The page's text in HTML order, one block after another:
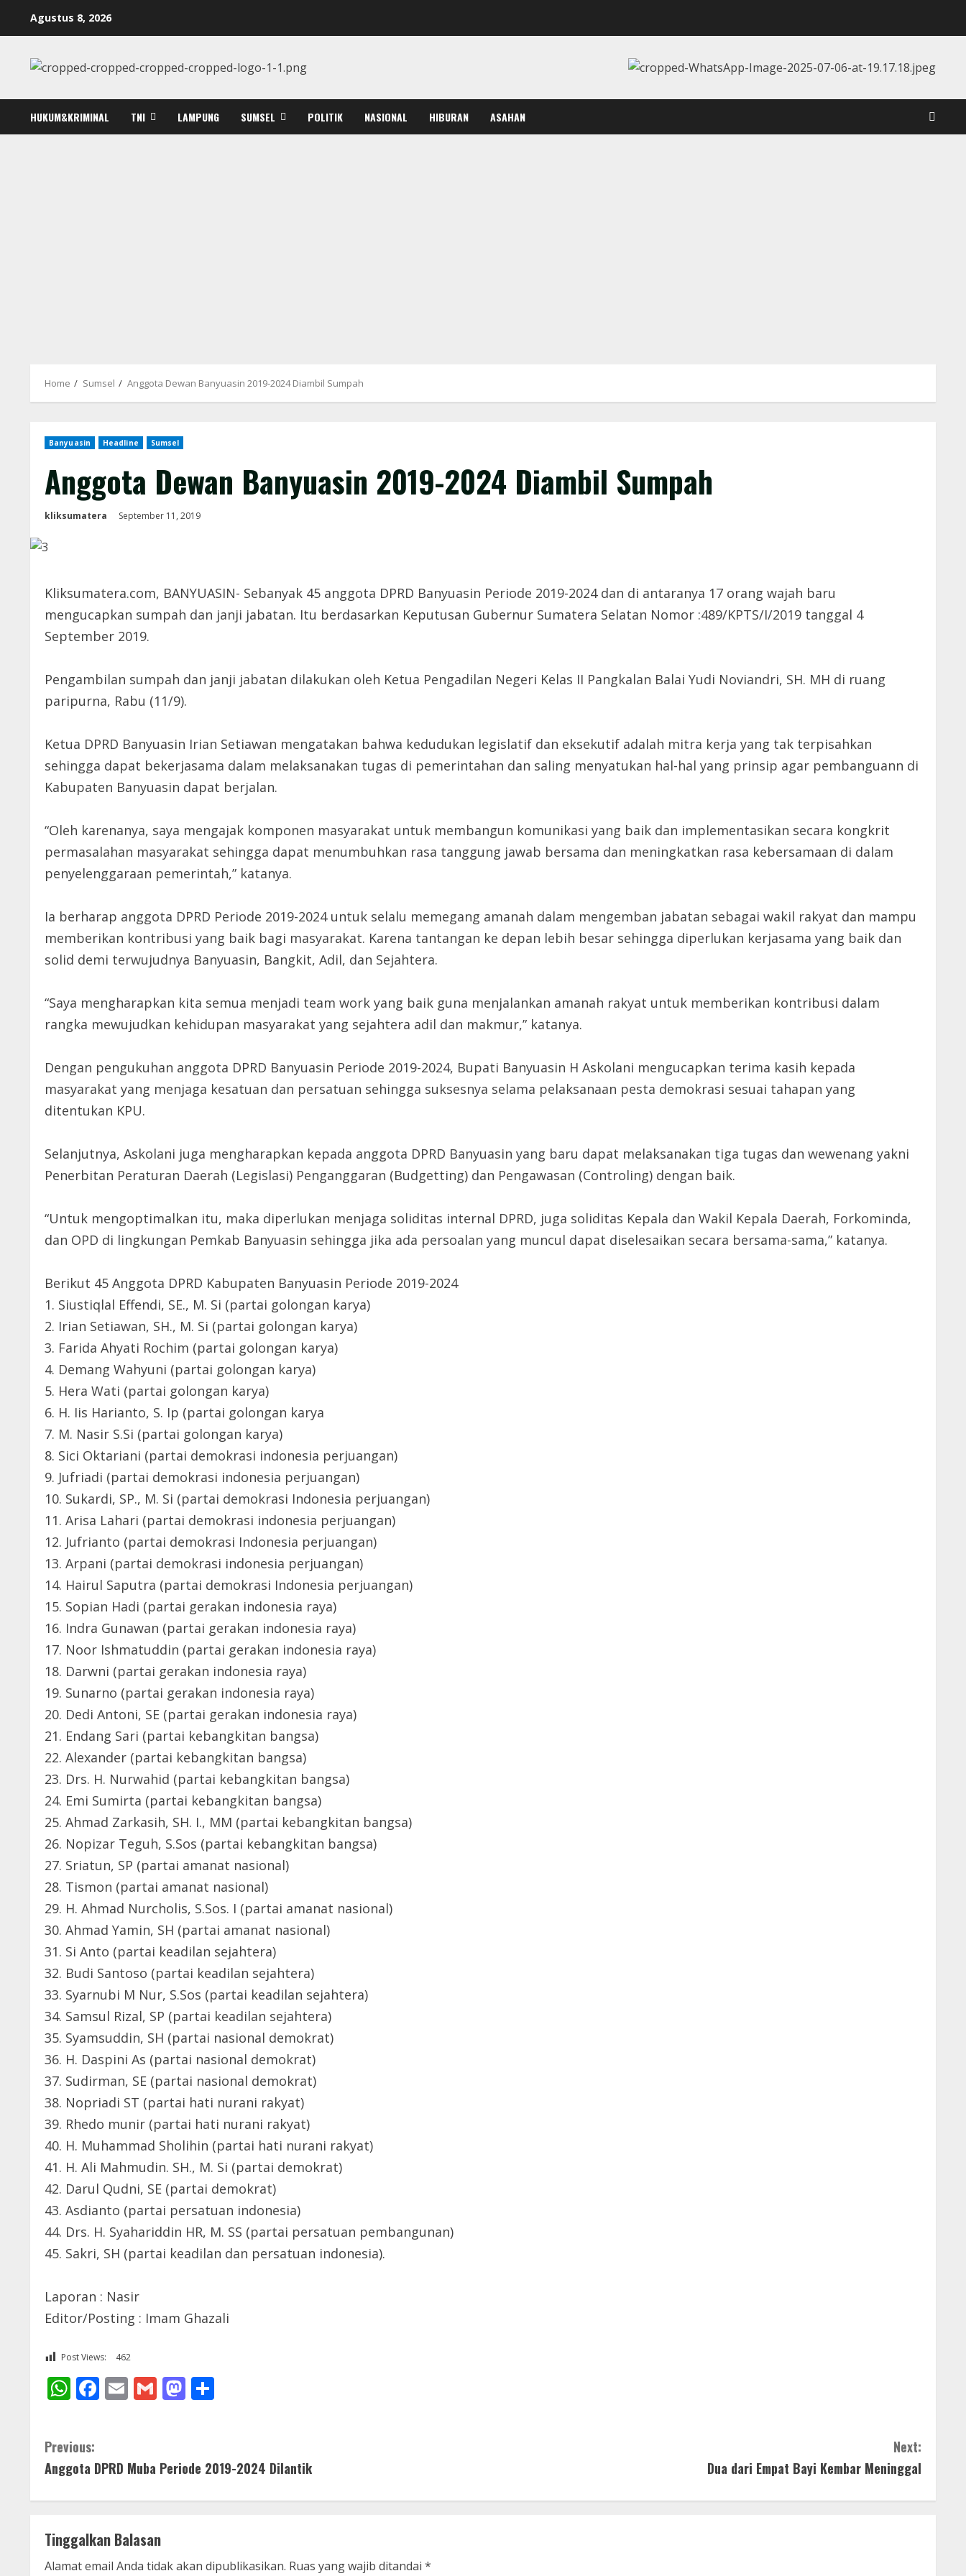
Agustus 8, 2026
HUKUM&KRIMINAL TNI LAMPUNG SUMSEL POLITIK NASIONAL HIBURAN ASAHAN
Home Sumsel Anggota Dewan Banyuasin 2019-2024 Diambil Sumpah
Banyuasin Headline Sumsel
Anggota Dewan Banyuasin 2019-2024 Diambil Sumpah
kliksumatera September 11, 2019
Kliksumatera.com, BANYUASIN- Sebanyak 45 anggota DPRD Banyuasin Periode 2019-2024 dan di antaranya 17 orang wajah baru
mengucapkan sumpah dan janji jabatan. Itu berdasarkan Keputusan Gubernur Sumatera Selatan Nomor :489/KPTS/I/2019 tanggal 4
September 2019.
Pengambilan sumpah dan janji jabatan dilakukan oleh Ketua Pengadilan Negeri Kelas II Pangkalan Balai Yudi Noviandri, SH. MH di ruang
paripurna, Rabu (11/9).
Ketua DPRD Banyuasin Irian Setiawan mengatakan bahwa kedudukan legislatif dan eksekutif adalah mitra kerja yang tak terpisahkan
sehingga dapat bekerjasama dalam melaksanakan tugas di pemerintahan dan saling menyatukan hal-hal yang prinsip agar pembanguann di
Kabupaten Banyuasin dapat berjalan.
“Oleh karenanya, saya mengajak komponen masyarakat untuk membangun komunikasi yang baik dan implementasikan secara kongkrit
permasalahan masyarakat sehingga dapat menumbuhkan rasa tanggung jawab bersama dan meningkatkan rasa kebersamaan di dalam
penyelenggaraan pemerintah,” katanya.
Ia berharap anggota DPRD Periode 2019-2024 untuk selalu memegang amanah dalam mengemban jabatan sebagai wakil rakyat dan mampu
memberikan kontribusi yang baik bagi masyarakat. Karena tantangan ke depan lebih besar sehingga diperlukan kerjasama yang baik dan
solid demi terwujudnya Banyuasin, Bangkit, Adil, dan Sejahtera.
“Saya mengharapkan kita semua menjadi team work yang baik guna menjalankan amanah rakyat untuk memberikan kontribusi dalam
rangka mewujudkan kehidupan masyarakat yang sejahtera adil dan makmur,” katanya.
Dengan pengukuhan anggota DPRD Banyuasin Periode 2019-2024, Bupati Banyuasin H Askolani mengucapkan terima kasih kepada
masyarakat yang menjaga kesatuan dan persatuan sehingga suksesnya selama pelaksanaan pesta demokrasi sesuai tahapan yang
ditentukan KPU.
Selanjutnya, Askolani juga mengharapkan kepada anggota DPRD Banyuasin yang baru dapat melaksanakan tiga tugas dan wewenang yakni
Penerbitan Peraturan Daerah (Legislasi) Penganggaran (Budgetting) dan Pengawasan (Controling) dengan baik.
“Untuk mengoptimalkan itu, maka diperlukan menjaga soliditas internal DPRD, juga soliditas Kepala dan Wakil Kepala Daerah, Forkominda,
dan OPD di lingkungan Pemkab Banyuasin sehingga jika ada persoalan yang muncul dapat diselesaikan secara bersama-sama,” katanya.
Berikut 45 Anggota DPRD Kabupaten Banyuasin Periode 2019-2024
1. Siustiqlal Effendi, SE., M. Si (partai golongan karya)
2. Irian Setiawan, SH., M. Si (partai golongan karya)
3. Farida Ahyati Rochim (partai golongan karya)
4. Demang Wahyuni (partai golongan karya)
5. Hera Wati (partai golongan karya)
6. H. Iis Harianto, S. Ip (partai golongan karya
7. M. Nasir S.Si (partai golongan karya)
8. Sici Oktariani (partai demokrasi indonesia perjuangan)
9. Jufriadi (partai demokrasi indonesia perjuangan)
10. Sukardi, SP., M. Si (partai demokrasi Indonesia perjuangan)
11. Arisa Lahari (partai demokrasi indonesia perjuangan)
12. Jufrianto (partai demokrasi Indonesia perjuangan)
13. Arpani (partai demokrasi indonesia perjuangan)
14. Hairul Saputra (partai demokrasi Indonesia perjuangan)
15. Sopian Hadi (partai gerakan indonesia raya)
16. Indra Gunawan (partai gerakan indonesia raya)
17. Noor Ishmatuddin (partai gerakan indonesia raya)
18. Darwni (partai gerakan indonesia raya)
19. Sunarno (partai gerakan indonesia raya)
20. Dedi Antoni, SE (partai gerakan indonesia raya)
21. Endang Sari (partai kebangkitan bangsa)
22. Alexander (partai kebangkitan bangsa)
23. Drs. H. Nurwahid (partai kebangkitan bangsa)
24. Emi Sumirta (partai kebangkitan bangsa)
25. Ahmad Zarkasih, SH. I., MM (partai kebangkitan bangsa)
26. Nopizar Teguh, S.Sos (partai kebangkitan bangsa)
27. Sriatun, SP (partai amanat nasional)
28. Tismon (partai amanat nasional)
29. H. Ahmad Nurcholis, S.Sos. I (partai amanat nasional)
30. Ahmad Yamin, SH (partai amanat nasional)
31. Si Anto (partai keadilan sejahtera)
32. Budi Santoso (partai keadilan sejahtera)
33. Syarnubi M Nur, S.Sos (partai keadilan sejahtera)
34. Samsul Rizal, SP (partai keadilan sejahtera)
35. Syamsuddin, SH (partai nasional demokrat)
36. H. Daspini As (partai nasional demokrat)
37. Sudirman, SE (partai nasional demokrat)
38. Nopriadi ST (partai hati nurani rakyat)
39. Rhedo munir (partai hati nurani rakyat)
40. H. Muhammad Sholihin (partai hati nurani rakyat)
41. H. Ali Mahmudin. SH., M. Si (partai demokrat)
42. Darul Qudni, SE (partai demokrat)
43. Asdianto (partai persatuan indonesia)
44. Drs. H. Syahariddin HR, M. SS (partai persatuan pembangunan)
45. Sakri, SH (partai keadilan dan persatuan indonesia).
Laporan : Nasir
Editor/Posting : Imam Ghazali
Post Views: 462
WhatsApp
Facebook
EmailGmailMastodon
C
o
n
t
Previous:
Anggota DPRD Muba Periode 2019-2024 Dilantik
Next:
Dua dari Empat Bayi Kembar Meninggal
Tinggalkan Balasan
Alamat email Anda tidak akan dipublikasikan. Ruas yang wajib ditandai *